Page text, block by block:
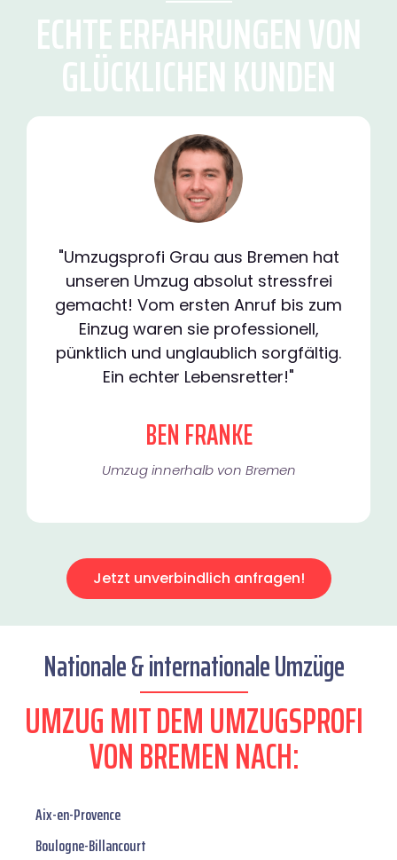
ECHTE ERFAHRUNGEN VON
GLÜCKLICHEN KUNDEN
"Umzugsprofi Grau aus Bremen hat
unseren Umzug absolut stressfrei
gemacht! Vom ersten Anruf bis zum
Einzug waren sie professionell,
pünktlich und unglaublich sorgfältig.
Ein echter Lebensretter!"
BEN FRANKE
Umzug innerhalb von Bremen​
Jetzt unverbindlich anfragen!
Nationale & internationale Umzüge
UMZUG MIT DEM UMZUGSPROFI
VON BREMEN NACH:
Aix-en-Provence
Boulogne-Billancourt